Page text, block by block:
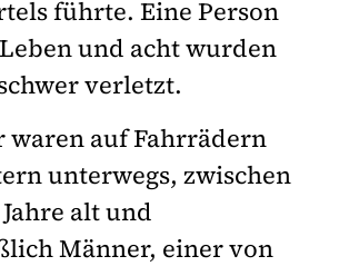
führte. Eine Person
und acht wurden
verletzt.
waren auf Fahrrädern
unterwegs, zwischen
alt und
Männer, einer von